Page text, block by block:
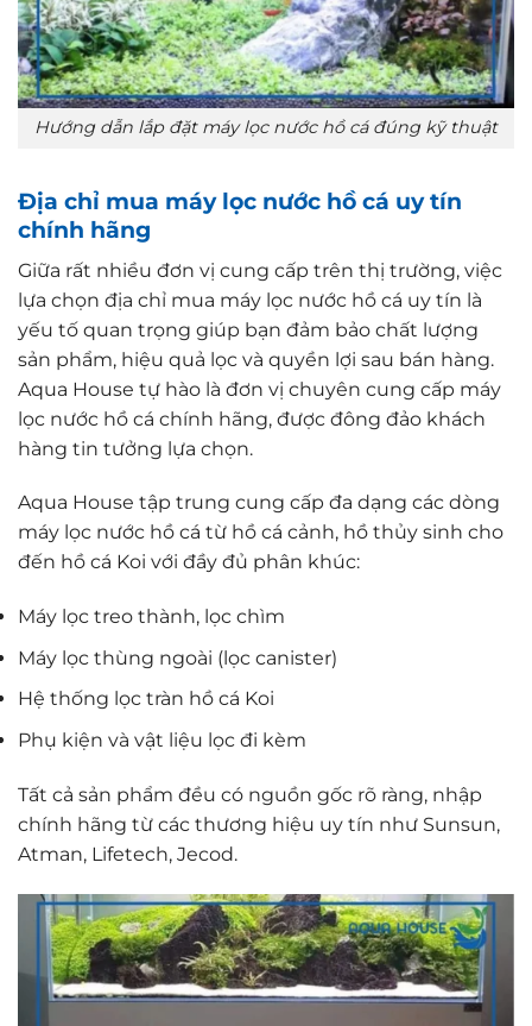
Hướng dẫn lắp đặt máy lọc nước hồ cá đúng kỹ thuật
Địa chỉ mua máy lọc nước hồ cá uy tín
chính hãng
Giữa rất nhiều đơn vị cung cấp trên thị trường, việc
lựa chọn địa chỉ mua máy lọc nước hồ cá uy tín là
yếu tố quan trọng giúp bạn đảm bảo chất lượng
sản phẩm, hiệu quả lọc và quyền lợi sau bán hàng.
Aqua House tự hào là đơn vị chuyên cung cấp máy
lọc nước hồ cá chính hãng, được đông đảo khách
hàng tin tưởng lựa chọn.
Aqua House tập trung cung cấp đa dạng các dòng
máy lọc nước hồ cá từ hồ cá cảnh, hồ thủy sinh cho
đến hồ cá Koi với đầy đủ phân khúc:
Máy lọc treo thành, lọc chìm
Máy lọc thùng ngoài (lọc canister)
Hệ thống lọc tràn hồ cá Koi
Phụ kiện và vật liệu lọc đi kèm
Tất cả sản phẩm đều có nguồn gốc rõ ràng, nhập
chính hãng từ các thương hiệu uy tín như Sunsun,
Atman, Lifetech, Jecod.